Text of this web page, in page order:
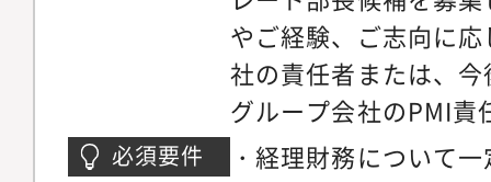
M&A戦略、経営ダッ
営の意思決定を支え
事業とコーポレート
らこその視点が、経
(VC、CVC、金融機関
を実行・投資家向け
の策定、デューデリ
ンパクト投資（食・
やご経験、ご志向に
社の責任者または、
グループ会社のPMI責
だくことを想定して
必須要件
・経理財務について